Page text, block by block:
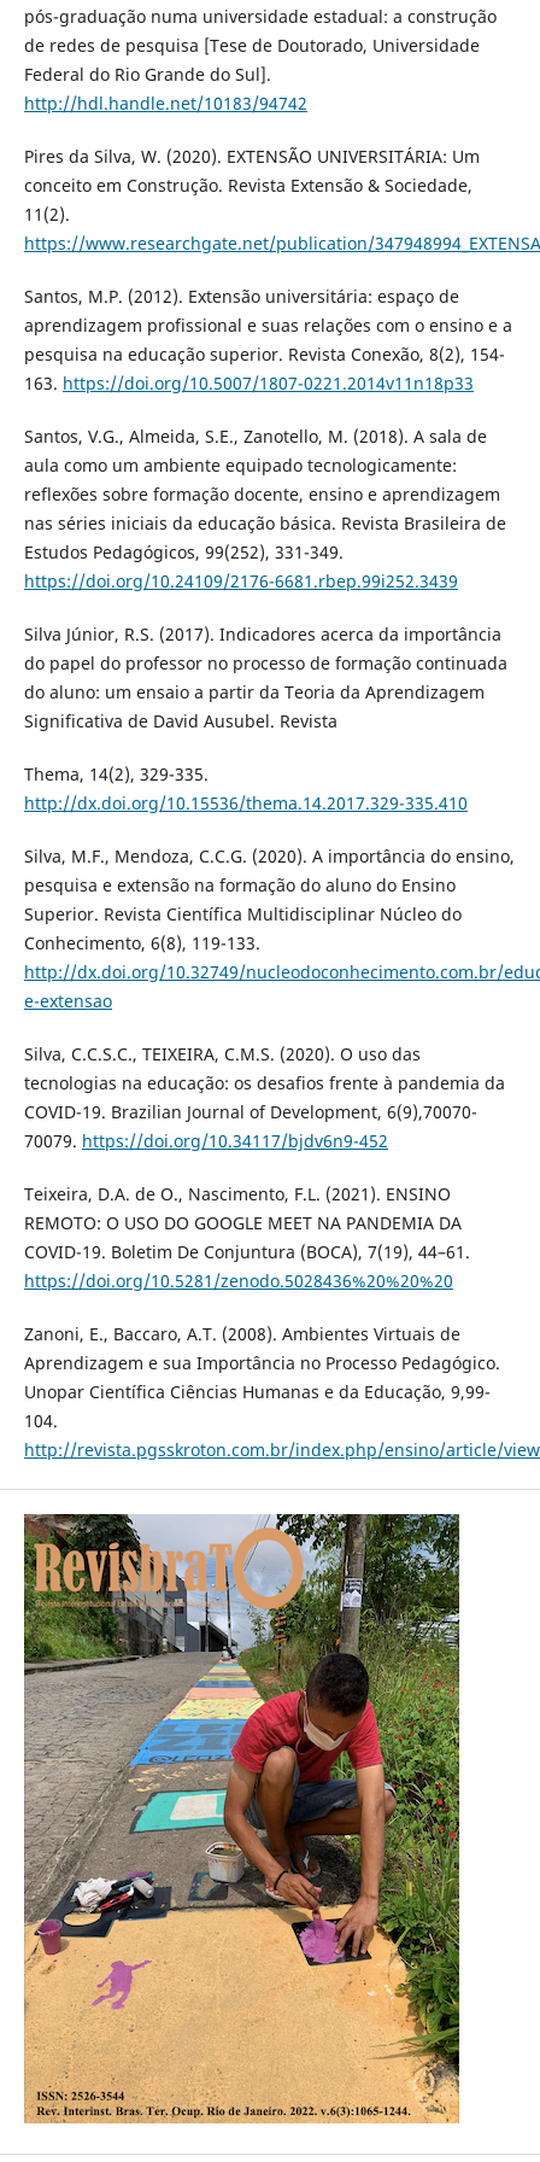
pós-graduação numa universidade estadual: a construção
de redes de pesquisa [Tese de Doutorado, Universidade
Federal do Rio Grande do Sul].
http://hdl.handle.net/10183/94742
Pires da Silva, W. (2020). EXTENSÃO UNIVERSITÁRIA: Um
conceito em Construção. Revista Extensão & Sociedade,
11(2).
https://www.researchgate.net/publication/
Santos, M.P. (2012). Extensão universitária: espaço de
aprendizagem profissional e suas relações com o ensino e a
pesquisa na educação superior. Revista Conexão, 8(2), 154-
163. https://doi.org/10.5007/1807-0221.2014v11n18p33
Santos, V.G., Almeida, S.E., Zanotello, M. (2018). A sala de
aula como um ambiente equipado tecnologicamente:
reflexões sobre formação docente, ensino e aprendizagem
nas séries iniciais da educação básica. Revista Brasileira de
Estudos Pedagógicos, 99(252), 331-349.
https://doi.org/10.24109/2176-6681.rbep.99i252.3439
Silva Júnior, R.S. (2017). Indicadores acerca da importância
do papel do professor no processo de formação continuada
do aluno: um ensaio a partir da Teoria da Aprendizagem
Significativa de David Ausubel. Revista
Thema, 14(2), 329-335.
http://dx.doi.org/10.15536/thema.14.2017.329-335.410
Silva, M.F., Mendoza, C.C.G. (2020). A importância do ensino,
pesquisa e extensão na formação do aluno do Ensino
Superior. Revista Científica Multidisciplinar Núcleo do
Conhecimento, 6(8), 119-133.
http://dx.doi.org/10.32749/nucleodoconhecimento.com.br/
e-extensao
Silva, C.C.S.C., TEIXEIRA, C.M.S. (2020). O uso das
tecnologias na educação: os desafios frente à pandemia da
COVID-19. Brazilian Journal of Development, 6(9),70070-
70079. https://doi.org/10.34117/bjdv6n9-452
Teixeira, D.A. de O., Nascimento, F.L. (2021). ENSINO
REMOTO: O USO DO GOOGLE MEET NA PANDEMIA DA
COVID-19. Boletim De Conjuntura (BOCA), 7(19), 44–61.
https://doi.org/10.5281/zenodo.5028436%20%20%20
Zanoni, E., Baccaro, A.T. (2008). Ambientes Virtuais de
Aprendizagem e sua Importância no Processo Pedagógico.
Unopar Científica Ciências Humanas e da Educação, 9,99-
104.
http://revista.pgsskroton.com.br/index.php/ensino/article/